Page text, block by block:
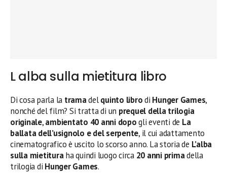
L alba sulla mietitura libro
Di cosa parla la tramadelquinto librodi Hunger Games,
nonché del film? Si tratta di un prequel della trilogia
originale,ambientato 40 anni dopogli eventi de La
ballata dell’usignolo e del serpente, il cui adattamento
cinematografico è uscito lo scorso anno. La storia de L’alba
sulla mietituraha quindi luogo circa 20 anni primadella
trilogia di Hunger Games.